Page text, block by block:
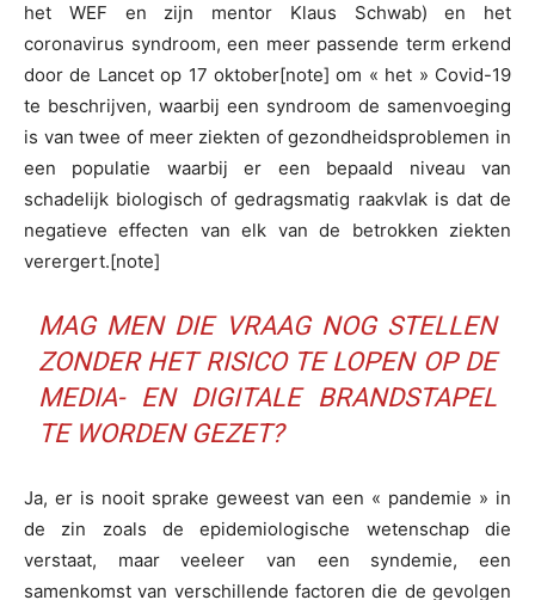
het WEF en zijn mentor Klaus Schwab) en het
coronavirus syndroom, een meer passende term erkend
door de Lancet op 17 oktober[note] om « het » Covid-19
te beschrijven, waarbij een syndroom de samenvoeging
is van twee of meer ziekten of gezondheidsproblemen in
een populatie waarbij er een bepaald niveau van
schadelijk biologisch of gedragsmatig raakvlak is dat de
negatieve effecten van elk van de betrokken ziekten
verergert.[note]
MAG MEN DIE VRAAG NOG STELLEN
ZONDER HET RISICO TE LOPEN OP DE
MEDIA- EN DIGITALE BRANDSTAPEL
TE WORDEN GEZET?
Ja, er is nooit sprake geweest van een « pandemie » in
de zin zoals de epidemiologische wetenschap die
verstaat, maar veeleer van een syndemie, een
samenkomst van verschillende factoren die de gevolgen